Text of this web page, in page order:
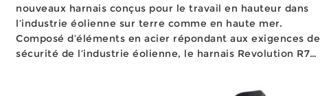
nouveaux harnais conçus pour le travail en hauteur dans
l’industrie éolienne sur terre comme en haute mer.
Composé d’éléments en acier répondant aux exigences de
sécurité de l’industrie éolienne, le harnais Revolution R7